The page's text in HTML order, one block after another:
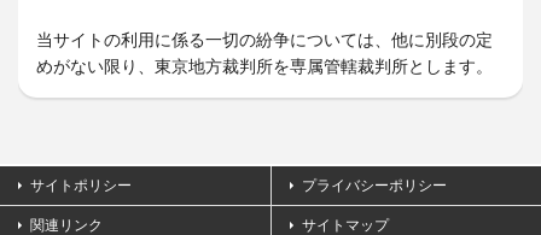
当サイトの利用に係る一切の紛争については、他に別段の定
めがない限り、東京地方裁判所を専属管轄裁判所とします。
サイトポリシー プライバシーポリシー
関連リンク サイトマップ